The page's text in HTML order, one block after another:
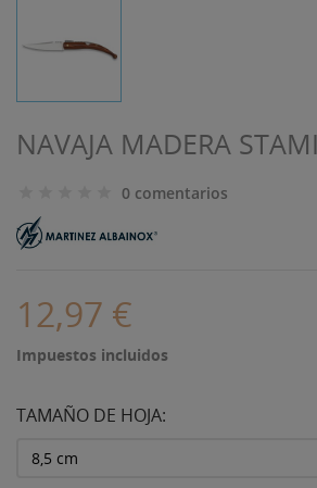
NAVAJA MADERA
0 comentarios
12,97 €
Impuestos incluidos
TAMAÑO DE HOJA: